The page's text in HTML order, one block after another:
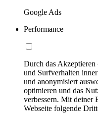
Google Ads
Performance
Durch das
und Surfverhalten
und anonymisiert
optimieren und das
verbessern. Mit deiner
Webseite folgende